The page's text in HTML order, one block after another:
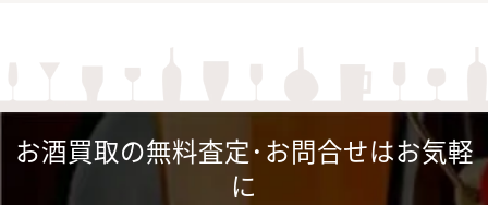
お酒買取の無料査定･お問合せはお気軽
に